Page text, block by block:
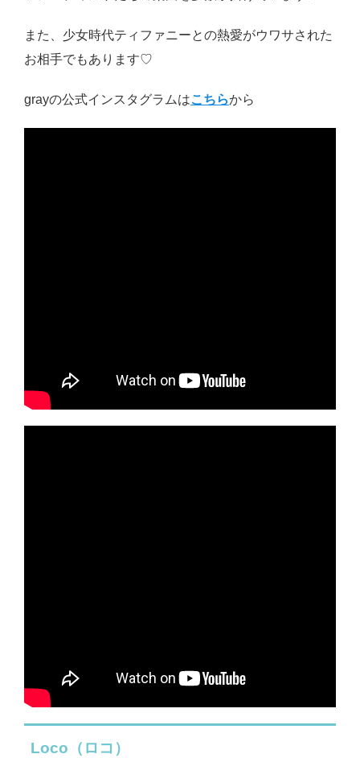
また、少女時代ティファニーとの熱愛がウワサされた
お相手でもあります♡
grayの公式インスタグラムはこちらから
Loco（ロコ）